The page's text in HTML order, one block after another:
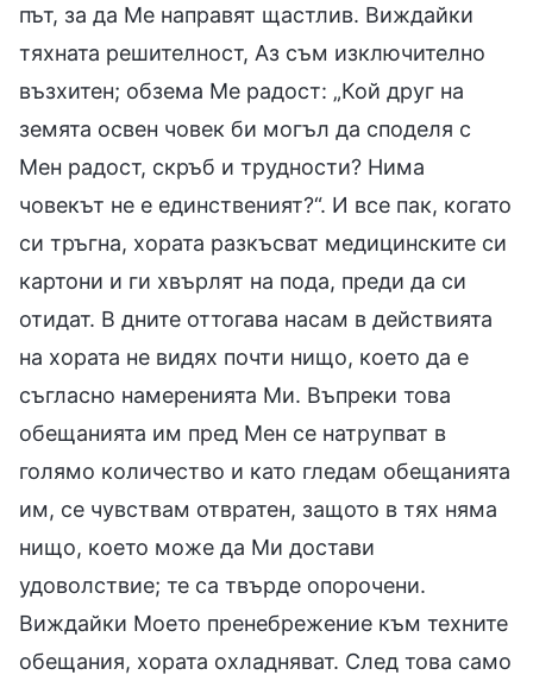
път, за да Ме направят щастлив. Виждайки
тяхната решителност, Аз съм изключително
възхитен; обзема Ме радост: „Кой друг на
земята освен човек би могъл да споделя с
Мен радост, скръб и трудности? Нима
човекът не е единственият?“. И все пак, когато
си тръгна, хората разкъсват медицинските си
картони и ги хвърлят на пода, преди да си
отидат. В дните оттогава насам в действията
на хората не видях почти нищо, което да е
съгласно намеренията Ми. Въпреки това
обещанията им пред Мен се натрупват в
голямо количество и като гледам обещанията
им, се чувствам отвратен, защото в тях няма
нищо, което може да Ми достави
удоволствие; те са твърде опорочени.
Виждайки Моето пренебрежение към техните
обещания, хората охладняват. След това само